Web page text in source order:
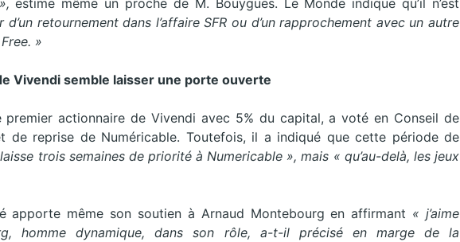
»,estime même un proche de M. Bouygues. Le Monde indique qu’il n’est
d’un retournement dans l’affaire SFR ou d’un rapprochement avec un autre
»
Vivendi semble laisser une porte ouverte
actionnaire de Vivendi avec 5% du capital, a voté en Conseil de
de reprise de Numéricable. Toutefois, il a indiqué que cette période de
trois semaines de priorité à Numericable », mais « qu’au-delà, les jeux
apporte même son soutien à Arnaud Montebourg en affirmant « j’aime
homme dynamique, dans son rôle, a-t-il précisé en marge de la